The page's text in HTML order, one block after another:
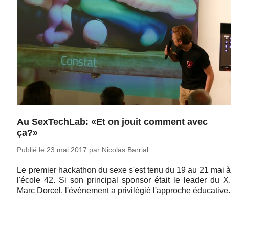
Au SexTechLab: «Et on jouit comment avec
ça?»
Publié le 23 mai 2017 par Nicolas Barrial
Le premier ha­cka­thon du sexe s'est tenu du 19 au 21 mai à
l'école 42. Si son prin­ci­pal sponsor était le leader du X,
Marc Dorcel, l'évè­ne­ment a pri­vi­lé­gié l'ap­proche éducative.